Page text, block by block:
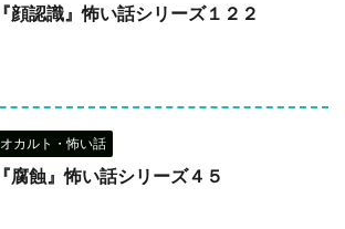
『顔認識』怖い話シリーズ１２２
オカルト・怖い話
『腐蝕』怖い話シリーズ４５